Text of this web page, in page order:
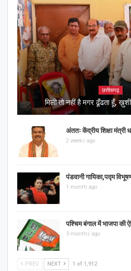
छत्तीसगढ़
मिली तो नहीं है मगर ढूँढता हूँ,
अंततः केंद्रीय शिक्षा मंत्री
2 weeks ago
पंडवानी गायिका,पद्म
1 month ago
पश्चिम बंगाल में भाजपा की
3 months ago
PREV NEXT 1 of 1,912